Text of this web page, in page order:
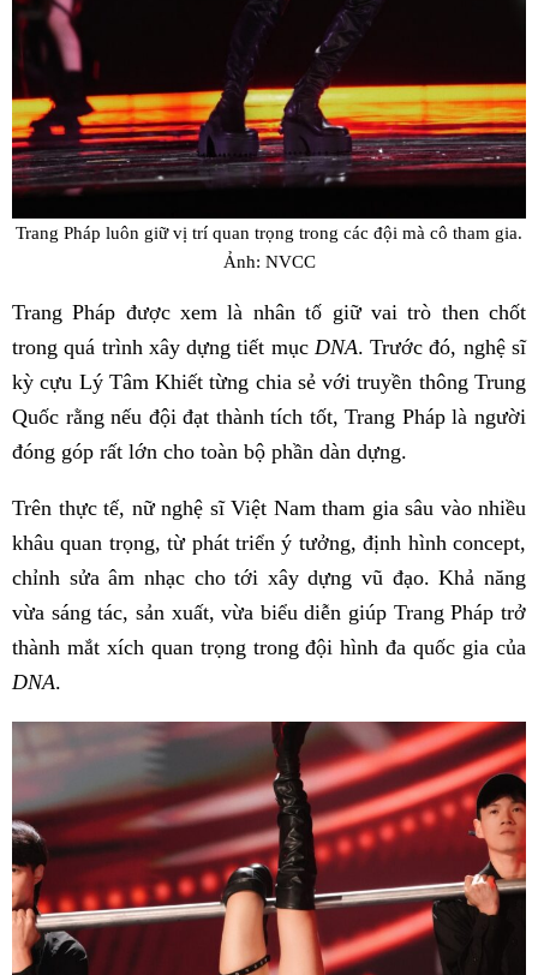
Trang Pháp luôn giữ vị trí quan trọng trong các đội mà cô tham gia.
Ảnh: NVCC
Trang Pháp được xem là nhân tố giữ vai trò then chốt
trong quá trình xây dựng tiết mục DNA. Trước đó, nghệ sĩ
kỳ cựu Lý Tâm Khiết từng chia sẻ với truyền thông Trung
Quốc rằng nếu đội đạt thành tích tốt, Trang Pháp là người
đóng góp rất lớn cho toàn bộ phần dàn dựng.
Trên thực tế, nữ nghệ sĩ Việt Nam tham gia sâu vào nhiều
khâu quan trọng, từ phát triển ý tưởng, định hình concept,
chỉnh sửa âm nhạc cho tới xây dựng vũ đạo. Khả năng
vừa sáng tác, sản xuất, vừa biểu diễn giúp Trang Pháp trở
thành mắt xích quan trọng trong đội hình đa quốc gia của
DNA.